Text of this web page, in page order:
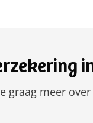
graag meer